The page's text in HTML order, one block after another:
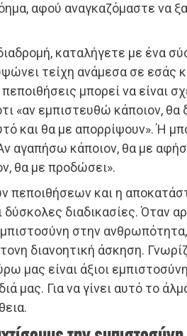
αφού αναγκαζόμαστε να
καταλήγετε με ένα
τείχη ανάμεσα σε εσάς
μπορεί να είναι
«αν εμπιστευθώ κάποιον, θα
και θα με απορρίψουν». Ή
αγαπήσω κάποιον, θα με
θα με προδώσει».
πεποιθήσεων και η
δύσκολες διαδικασίες. Όταν
στην
διανοητική άσκηση.
μας είναι άξιοι
μας. Για να γίνει αυτό το